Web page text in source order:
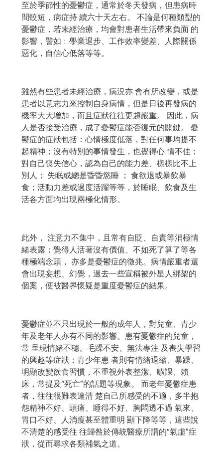
至於季節性的憂鬱症，通常於冬天發病，但患病時
間較短，病症持 續六十天左右。 不論是何種類型的
憂鬱症，若未經治療，均會對患者生活帶來負面 的
影響，譬如﹕學業退步、工作效率變差、人際關係
惡化，自信心低落等等。
雖然有些患者未經治療，病況亦 會有所改變，或是
患者以意志力來控制自身病情，但是日後再發病的
機率大大增加，而且症狀往往更趨嚴重。 因此，病
人是否接受治療，成了憂鬱症能否復元的關鍵。 憂
鬱症的症狀包括：心情極度低落，對任何事均提不
起精神；沒有特別的事情發生，也覺得心 情不佳；
對自己喪失信心，認為自己的能力差、樣樣比不上
別人； 失眠或總是昏昏慾睡 ； 食欲退或暴飲暴
食；活動力差或過度活躍等等，於睡眠、飲食及生
活各方面均出現兩極化情形。
此外， 注意力不集中，且常有自貶、自責等消極情
緒表露；覺得人活著沒有價值、不如死了算了等各
種極端念頭， 亦多是憂鬱症的徵兆。病情嚴重者還
會出現妄想、幻覺，過去一些宣稱被外星人綁架的
個案，便被醫界懷疑是重度憂鬱症的結果。
憂鬱症並不只出現於一般的成年人，對兒童、青少
年及老年人亦有不同的影響。患有憂鬱症的兒童，
常 呈現情緒不穩、毛躁不安、無法專注 及喪失學習
的興趣等症狀；青少年患 者則有情緒退縮、暴躁、
明顯改變飲食習慣，不重視外表整潔、曠課、賴
床，常提及“死亡”的話題等現象。 而老年憂鬱症患
者，往往很難表達清 楚自己所感受的不適，多半抱
怨精神不好、頭痛、睡得不好、胸悶透不過 氣來、
胃口不好、人消瘦甚至體重明 顯下降等等，這些說
不清楚的感受往 往歸咎於傳統醫療所謂的“氣虛”症
狀，從而尋求各類補氣之道。